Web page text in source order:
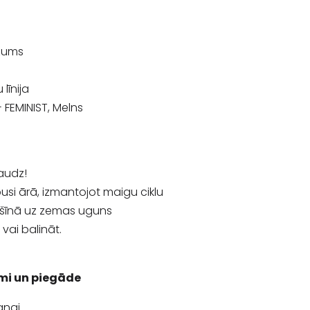
līnija
Melns
ārā, izmantojot maigu ciklu
uz zemas uguns
vai balināt.
un piegāde